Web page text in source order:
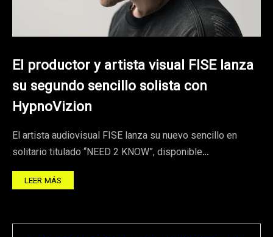
El productor y artista visual FISE lanza
su segundo sencillo solista con
HypnoVizion
El artista audiovisual FISE lanza su nuevo sencillo en
solitario titulado “NEED 2 KNOW”, disponible…
LEER MÁS